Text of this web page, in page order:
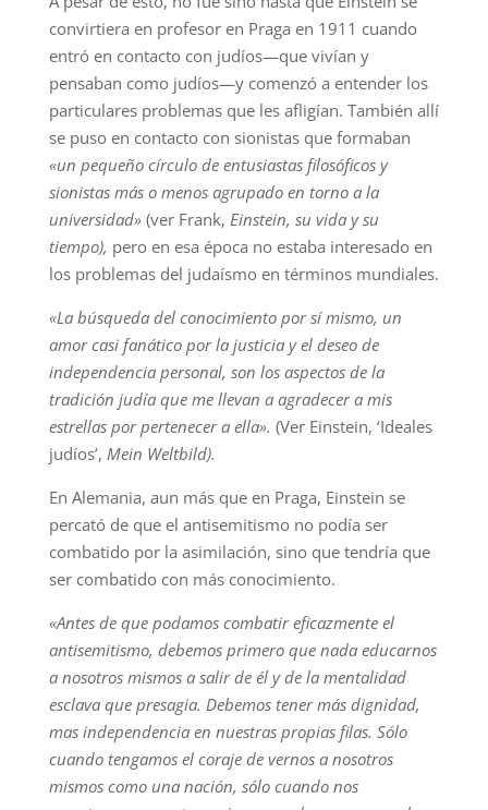
convirtiera en profesor en Praga en 1911 cuando
entró en contacto con judíos—que vivían y
pensaban como judíos—y comenzó a entender los
particulares problemas que les afligían. También allí
se puso en contacto con sionistas que formaban
«un pequeño círculo de entusiastas filosóficos y
sionistas más o menos agrupado en torno a la
universidad»(ver Frank, Einstein, su vida y su
tiempo), pero en esa época no estaba interesado en
los problemas del judaísmo en términos mundiales.
«La búsqueda del conocimiento por sí mismo, un
amor casi fanático por la justicia y el deseo de
independencia personal, son los aspectos de la
tradición judía que me llevan a agradecer a mis
estrellas por pertenecer a ella». (Ver Einstein, ‘Ideales
judíos’, Mein Weltbild).
En Alemania, aun más que en Praga, Einstein se
percató de que el antisemitismo no podía ser
combatido por la asimilación, sino que tendría que
ser combatido con más conocimiento.
«Antes de que podamos combatir eficazmente el
antisemitismo, debemos primero que nada educarnos
a nosotros mismos a salir de él y de la mentalidad
esclava que presagia. Debemos tener más dignidad,
mas independencia en nuestras propias filas. Sólo
cuando tengamos el coraje de vernos a nosotros
mismos como una nación, sólo cuando nos